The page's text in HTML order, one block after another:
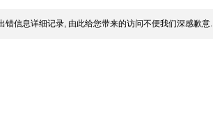
错信息详细记录, 由此给您带来的访问不便我们深感歉意.